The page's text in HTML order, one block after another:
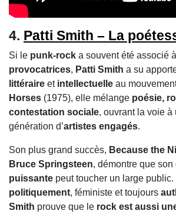
4. Patti Smith – La
Si le punk-rock a souvent été associé
provocatrices, Patti Smith a su
littéraire et intellectuelle au
Horses (1975), elle mélange poésie,
contestation sociale, ouvrant la voie
génération d’artistes engagés.
Son plus grand succès, Because the
Bruce Springsteen, démontre que son
puissante peut toucher un large
politiquement, féministe et toujours
Smith prouve que le rock est aussi